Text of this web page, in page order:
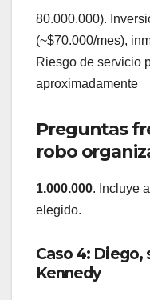
80.000.000).
(~$70.000/mes),
Riesgo de servicio
aproximadamente
Preguntas
robo
1.000.000. Incluye
elegido.
Caso 4: Diego,
Kennedy